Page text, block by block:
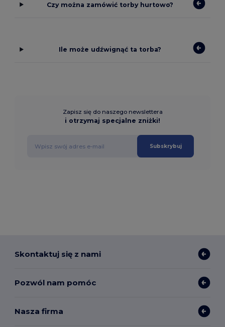
Czy można zamówić torby hurtowo?
Ile może udźwignąć ta torba?
Zapisz się do naszego newslettera
i otrzymaj specjalne zniżki!
Subskrybuj
Skontaktuj się z nami
Pozwól nam pomóc
Nasza firma